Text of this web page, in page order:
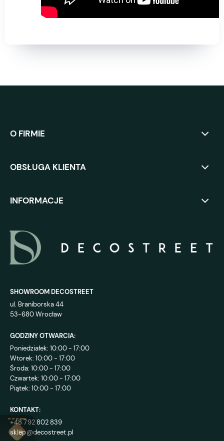
O FIRMIE
OBSŁUGA KLIENTA
INFORMACJE
SHOWROOM DECOSTREET
ul. Braniborska 44
53-680 Wrocław
GODZINY OTWARCIA:
Poniedziałek: 10:00 - 17:00
Wtorek: 10:00 - 17:00
Środa: 10:00 - 17:00
Czwartek: 10:00 - 17:00
Piątek: 10:00 - 17:00
KONTAKT:
+48 792 802 839
sklep@decostreet.pl
4.9